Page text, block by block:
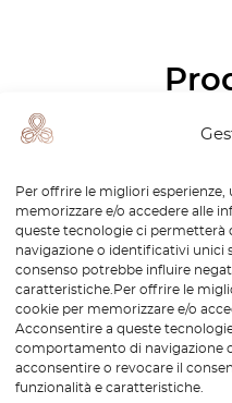
Per offrire le migliori
memorizzare e/o accedere alle
queste tecnologie ci
navigazione o identificativi unici
consenso potrebbe influire
caratteristiche.Per offrire le
cookie per memorizzare e/o
Acconsentire a queste
comportamento di navigazione
acconsentire o revocare il
funzionalità e caratteristiche.
Mercedes W124 / W129 / W140
/ W201 / W202 / Sprinter – Clip